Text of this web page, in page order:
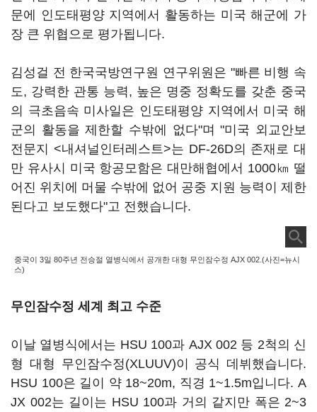
문에 인도태평양 지역에서 활동하는 미국 해군에 가
장 큰 위협으로 평가됩니다.
김성걸 전 한국국방연구원 연구위원은 "빠른 비행 속
도, 강력한 관통 능력, 높은 명중 정확도를 갖춘 중국
의 극초음속 미사일은 인도태평양 지역에서 미국 해
군의 활동을 제한할 수밖에 없다"며 "미국 외교안보
전문지 <내셔널인터레스트>는 DF-26D의 존재로 대
만 유사시 미국 항공모함은 대만해협에서 1000㎞ 떨
어진 위치에 머물 수밖에 없어 공중 지원 능력이 제한
된다고 보도했다"고 전했습니다.
중국이 3일 80주년 전승절 열병식에서 공개한 대형 무인잠수정 AJX 002.(사진=뉴시
스)
무인잠수정 세계 최고 수준
이날 열병식에서는 HSU 100과 AJX 002 등 2척의 신
형 대형 무인잠수정(XLUUV)이 공식 데뷔했습니다.
HSU 100은 길이 약 18~20m, 직경 1~1.5m입니다. A
JX 002는 길이는 HSU 100과 거의 같지만 폭은 2~3